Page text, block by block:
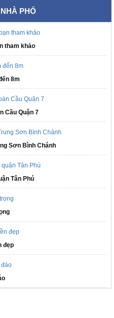
PHỐ
tham khảo
8m
Cầu Quận 7
Sơn Bình Chánh
Tân Phú
đẹp